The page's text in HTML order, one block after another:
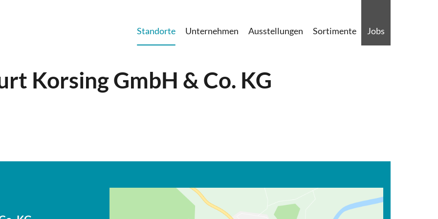
Standorte Unternehmen Ausstellungen Sortimente Jobs
Korsing GmbH & Co. KG